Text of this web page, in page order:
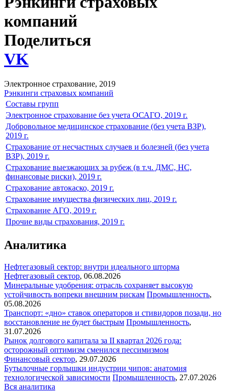
компаний
Поделиться
VK
Электронное страхование, 2019
Рэнкинги страховых компаний
Составы групп
Электронное страхование без учета ОСАГО, 2019 г.
Добровольное медицинское страхование (без учета ВЗР),
2019 г.
Страхование от несчастных случаев и болезней (без учета
ВЗР), 2019 г.
Страхование выезжающих за рубеж (в т.ч. ДМС, НС,
финансовые риски), 2019 г.
Страхование автокаско, 2019 г.
Страхование имущества физических лиц, 2019 г.
Страхование АГО, 2019 г.
Прочие виды страхования, 2019 г.
Аналитика
Нефтегазовый сектор: внутри идеального шторма
Нефтегазовый сектор, 06.08.2026
Минеральные удобрения: отрасль сохраняет высокую
устойчивость вопреки внешним рискам Промышленность,
05.08.2026
Транспорт: «дно» ставок операторов и стивидоров позади, но
восстановление не будет быстрым Промышленность,
31.07.2026
Рынок долгового капитала за II квартал 2026 года:
осторожный оптимизм сменился пессимизмом
Финансовый сектор, 29.07.2026
Бутылочные горлышки индустрии чипов: анатомия
технологической зависимости Промышленность, 27.07.2026
Вся аналитика